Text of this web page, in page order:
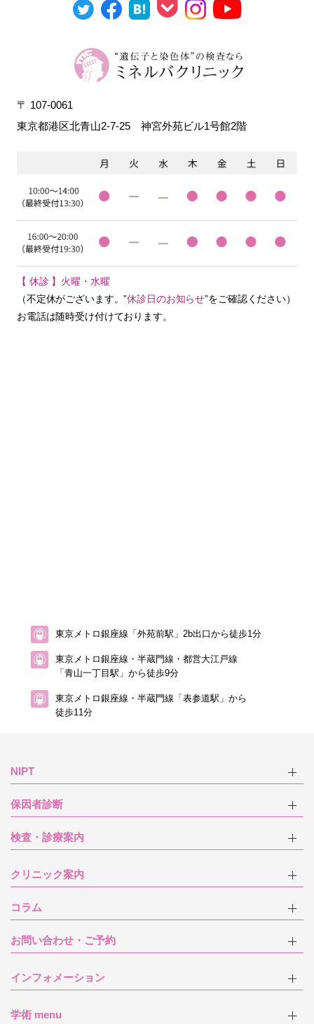
〒 107-0061
東京都港区北青山2-7-25 神宮外苑ビル1号館2階
【 休診 】火曜・水曜
（不定休がございます。”休診日のお知らせ”をご確認ください）
お電話は随時受け付けております。
東京メトロ銀座線「外苑前駅」2b出口から徒歩1分
東京メトロ銀座線・半蔵門線・都営大江戸線
「青山一丁目駅」から徒歩9分
東京メトロ銀座線・半蔵門線「表参道駅」から
徒歩11分
NIPT
保因者診断
検査・診療案内
クリニック案内
コラム
お問い合わせ・ご予約
インフォメーション
学術 menu